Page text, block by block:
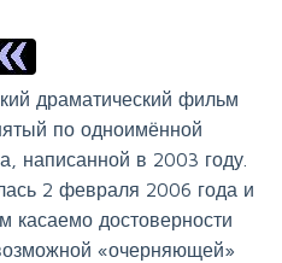
драматический фильм
по одноимённой
написанной в 2003 году.
2 февраля 2006 года и
касаемо достоверности
«очерняющей»